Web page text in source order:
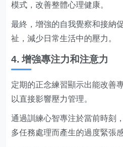
模式，改善整體心理健康。
最終，增強的自我覺察和接納
祉，減少日常生活中的壓力。
4. 增強專注力和注意力
定期的正念練習顯示出能改善
以直接影響壓力管理。
通過訓練心智專注於當前時刻
多任務處理而產生的過度緊張感